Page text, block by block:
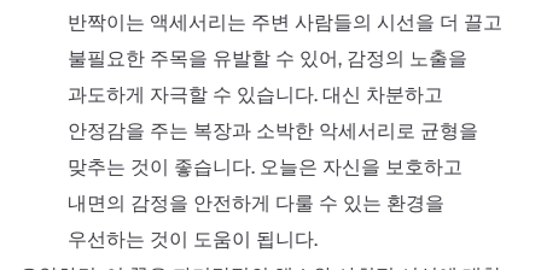
반짝이는 액세서리는 주변 사람들의 시선을 더 끌고
불필요한 주목을 유발할 수 있어, 감정의 노출을
과도하게 자극할 수 있습니다. 대신 차분하고
안정감을 주는 복장과 소박한 악세서리로 균형을
맞추는 것이 좋습니다. 오늘은 자신을 보호하고
내면의 감정을 안전하게 다룰 수 있는 환경을
우선하는 것이 도움이 됩니다.